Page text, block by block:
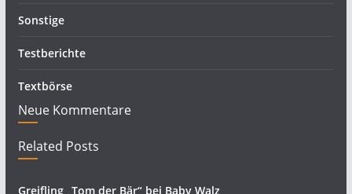
Sonstige
Testberichte
Textbörse
Neue Kommentare
Related Posts
Greifling „Tom der Bär“ bei Baby Walz